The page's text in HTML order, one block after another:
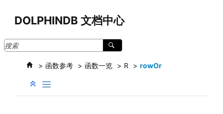
DOLPHINDB 文档中心
函数参考 函数一览 R rowOr